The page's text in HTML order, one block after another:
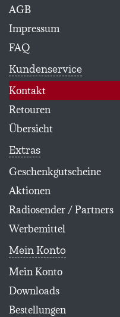
AGB
Impressum
FAQ
Kundenservice
Kontakt(aktiv)
Retouren
Übersicht
Extras
Geschenkgutscheine
Aktionen
Radiosender / Partners
Werbemittel
Mein Konto
Mein Konto
Downloads
Bestellungen